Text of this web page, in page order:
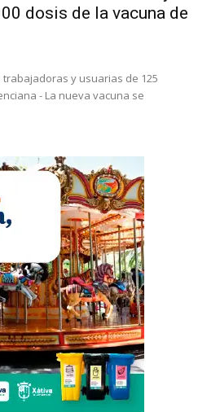
dosis de la vacuna de
y usuarias de 125
- La nueva vacuna se